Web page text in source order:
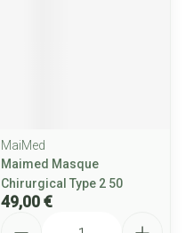
MaiMed
Maimed Masque
Chirurgical Type 2 50
49,00 €